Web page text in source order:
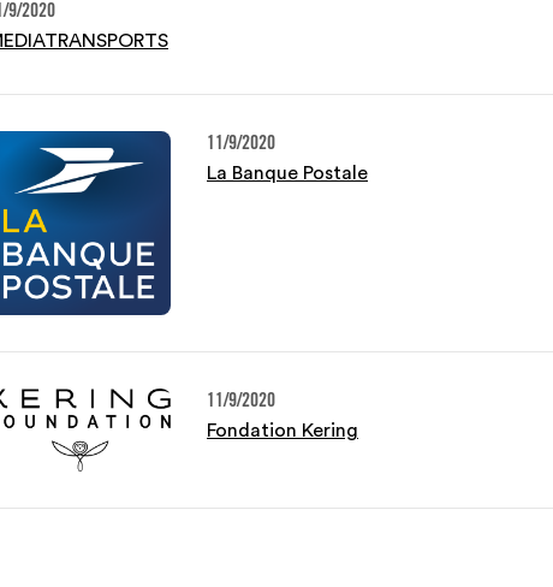
9/2020
11/9/2020
La Banque Postale
11/9/2020
Fondation Kering